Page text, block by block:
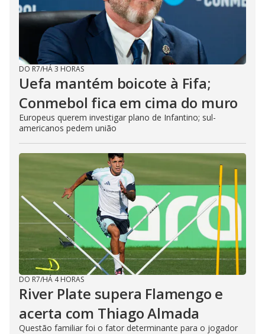
DO R7/HÁ 3 HORAS
Uefa mantém boicote à Fifa;
Conmebol fica em cima do muro
Europeus querem investigar plano de Infantino; sul-
americanos pedem união
DO R7/HÁ 4 HORAS
River Plate supera Flamengo e
acerta com Thiago Almada
Questão familiar foi o fator determinante para o jogador